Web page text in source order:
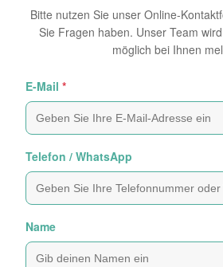
Bitte nutzen Sie unser Online-
Sie Fragen haben. Unser Team
möglich bei Ihnen
E-Mail *
Telefon / WhatsApp
Name